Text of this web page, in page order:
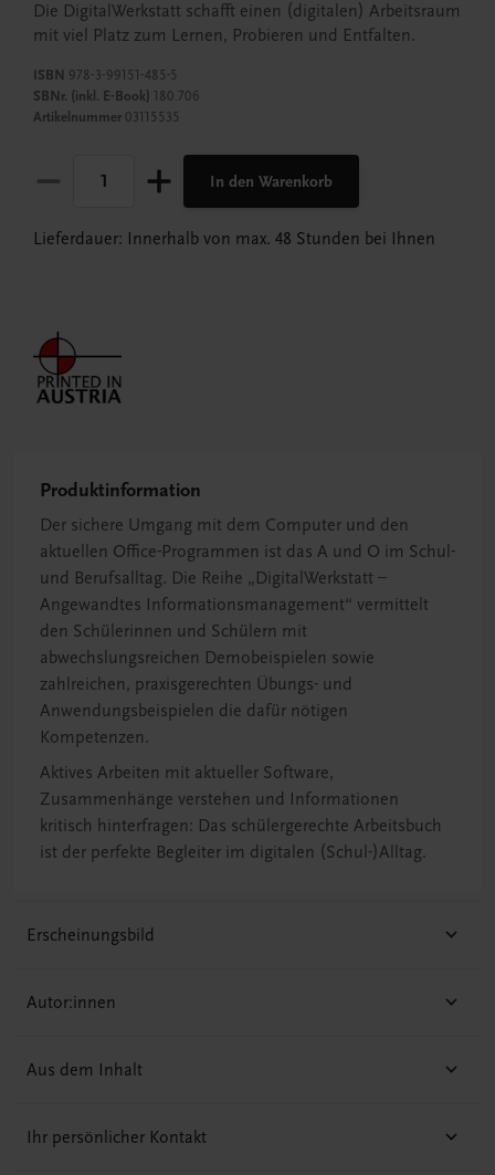
Die DigitalWerkstatt schafft einen (digitalen) Arbeitsraum
mit viel Platz zum Lernen, Probieren und Entfalten.
ISBN 978-3-99151-485-5
SBNr. (inkl. E-Book) 180.706
Artikelnummer 03115535
In den Warenkorb
Lieferdauer: Innerhalb von max. 48 Stunden bei Ihnen
Produktinformation
Der sichere Umgang mit dem Computer und den
aktuellen Office-Programmen ist das A und O im Schul-
und Berufsalltag. Die Reihe „DigitalWerkstatt –
Angewandtes Informationsmanagement“ vermittelt
den Schülerinnen und Schülern mit
abwechslungsreichen Demobeispielen sowie
zahlreichen, praxisgerechten Übungs- und
Anwendungsbeispielen die dafür nötigen
Kompetenzen.
Aktives Arbeiten mit aktueller Software,
Zusammenhänge verstehen und Informationen
kritisch hinterfragen: Das schülergerechte Arbeitsbuch
ist der perfekte Begleiter im digitalen (Schul-)Alltag.
Erscheinungsbild
Autor:innen
Aus dem Inhalt
Ihr persönlicher Kontakt